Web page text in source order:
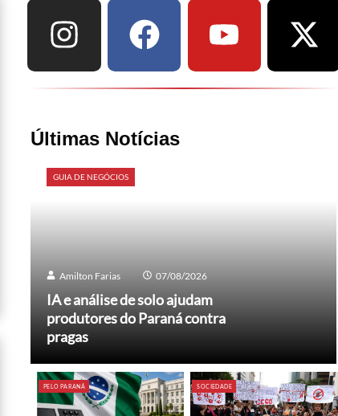
Últimas Notícias
GUIA DE NEGÓCIOS
Amilton Farias 07/08/2026
IA e análise de solo ajudam
produtores do Paraná contra
pragas
PELO PARANÁ SOCIEDADE